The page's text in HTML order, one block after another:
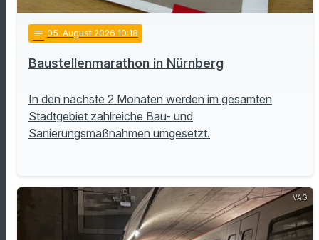
notes 05. August 2026 10:18
Baustellenmarathon in Nürnberg
In den nächste 2 Monaten werden im gesamten
Stadtgebiet zahlreiche Bau- und
Sanierungsmaßnahmen umgesetzt.
VAG